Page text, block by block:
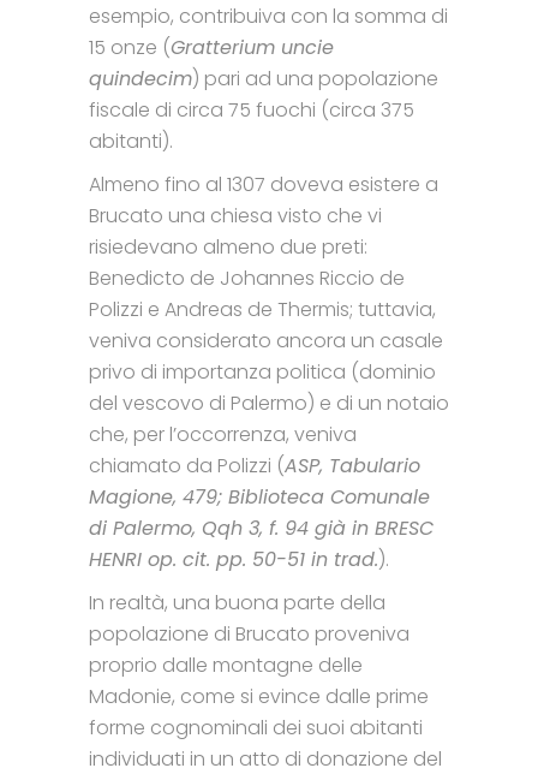
esempio, contribuiva con la somma di
15 onze (Gratterium uncie
quindecim) pari ad una popolazione
fiscale di circa 75 fuochi (circa 375
abitanti).
Almeno fino al 1307 doveva esistere a
Brucato una chiesa visto che vi
risiedevano almeno due preti:
Benedicto de Johannes Riccio de
Polizzi e Andreas de Thermis; tuttavia,
veniva considerato ancora un casale
privo di importanza politica (dominio
del vescovo di Palermo) e di un notaio
che, per l’occorrenza, veniva
chiamato da Polizzi (ASP, Tabulario
Magione, 479; Biblioteca Comunale
di Palermo, Qqh 3, f. 94 già in BRESC
HENRI op. cit. pp. 50-51 in trad.).
In realtà, una buona parte della
popolazione di Brucato proveniva
proprio dalle montagne delle
Madonie, come si evince dalle prime
forme cognominali dei suoi abitanti
individuati in un atto di donazione del